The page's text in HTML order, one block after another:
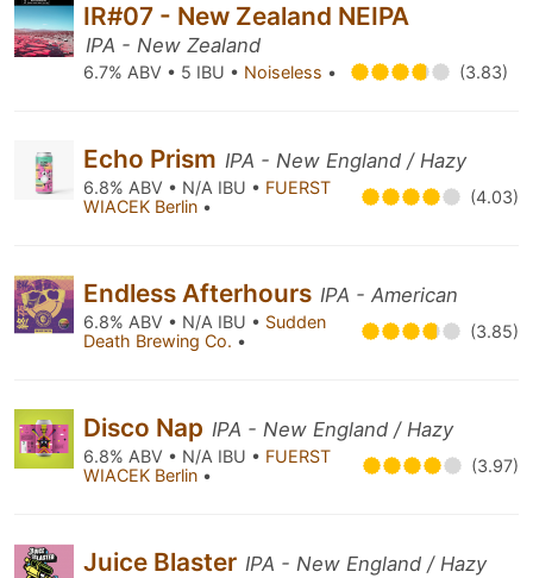
IR#07 - New Zealand NEIPA
IPA - New Zealand
6.7% ABV • 5 IBU • Noiseless • (3.83)
Echo Prism IPA - New England / Hazy
6.8% ABV • N/A IBU • FUERST
WIACEK Berlin • (4.03)
Endless Afterhours IPA - American
6.8% ABV • N/A IBU • Sudden
Death Brewing Co. • (3.85)
Disco Nap IPA - New England / Hazy
6.8% ABV • N/A IBU • FUERST
WIACEK Berlin • (3.97)
Juice Blaster IPA - New England / Hazy